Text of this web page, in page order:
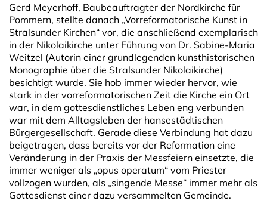
Gerd Meyerhoff, Baubeauftragter der Nordkirche für
Pommern, stellte danach „Vorreformatorische Kunst in
Stralsunder Kirchen“ vor, die anschließend exemplarisch
in der Nikolaikirche unter Führung von Dr. Sabine-Maria
Weitzel (Autorin einer grundlegenden kunsthistorischen
Monographie über die Stralsunder Nikolaikirche)
besichtigt wurde. Sie hob immer wieder hervor, wie
stark in der vorreformatorischen Zeit die Kirche ein Ort
war, in dem gottesdienstliches Leben eng verbunden
war mit dem Alltagsleben der hansestädtischen
Bürgergesellschaft. Gerade diese Verbindung hat dazu
beigetragen, dass bereits vor der Reformation eine
Veränderung in der Praxis der Messfeiern einsetzte, die
immer weniger als „opus operatum“ vom Priester
vollzogen wurden, als „singende Messe“ immer mehr als
Gottesdienst einer dazu versammelten Gemeinde.